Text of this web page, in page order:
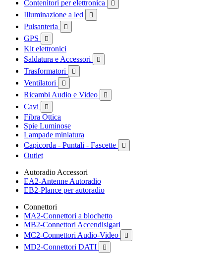
Contenitori per elettronica 
Illuminazione a led 
Pulsanteria 
GPS 
Kit elettronici
Saldatura e Accessori

Trasformatori 
Ventilatori 
Ricambi Audio e Video 
Cavi 
Fibra Ottica
Spie Luminose
Lampade miniatura
Capicorda - Puntali - Fascette

Outlet
Autoradio Accessori
EA2-Antenne Autoradio
EB2-Plance per autoradio
Connettori
MA2-Connettori a blochetto
MB2-Connettori Accendisigari
MC2-Connettori Audio-Video

MD2-Connettori DATI 